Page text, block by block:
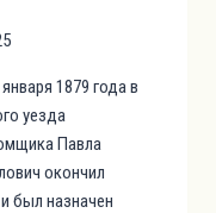
1879 года в
уезда
Павла
окончил
был назначен